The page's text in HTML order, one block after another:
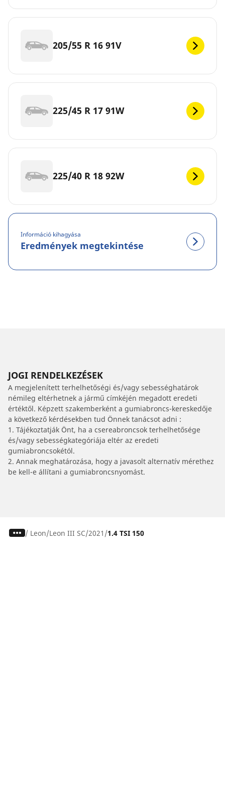
205/55 R 16 91V
225/45 R 17 91W
225/40 R 18 92W
Információ kihagyása
Eredmények megtekintése
JOGI RENDELKEZÉSEK
A megjelenített terhelhetőségi és/vagy sebességhatárok
némileg eltérhetnek a jármű címkéjén megadott eredeti
értéktől. Képzett szakemberként a gumiabroncs-kereskedője
a következő kérdésekben tud Önnek tanácsot adni :
1. Tájékoztatják Önt, ha a csereabroncsok terhelhetősége
és/vagy sebességkategóriája eltér az eredeti
gumiabroncsokétól.
2. Annak meghatározása, hogy a javasolt alternatív mérethez
be kell-e állítani a gumiabroncsnyomást.
/ Leon Leon III SC 2021 1.4 TSI 150